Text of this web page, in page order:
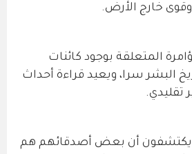
خارج الأرض.
المتعلقة بوجود كائنات
البشر سرا، ويعيد قراءة أحداث
تقليدي.
يكتشفون أن بعض أصدقائهم هم